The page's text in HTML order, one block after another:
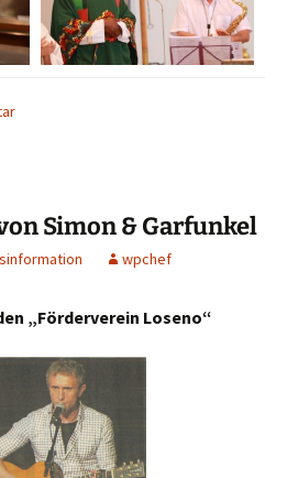
Simon & Garfunkel
wpchef
„Förderverein Loseno“